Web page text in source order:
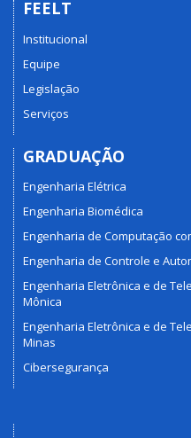
FEELT
Institucional
Equipe
Legislação
Serviços
GRADUAÇÃO
Engenharia Elétrica
Engenharia Biomédica
Engenharia de Computação
Engenharia de Controle e
Engenharia Eletrônica e de
Mônica
Engenharia Eletrônica e de
Minas
Cibersegurança